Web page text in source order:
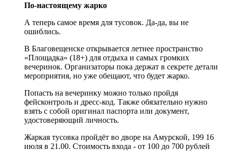
По-настоящему жарко
А теперь самое время для тусовок. Да-да, вы не
ошиблись.
В Благовещенске открывается летнее пространство
«Площадка» (18+) для отдыха и самых громких
вечеринок. Организаторы пока держат в секрете детали
мероприятия, но уже обещают, что будет жарко.
Попасть на вечеринку можно только пройдя
фейсконтроль и дресс-код. Также обязательно нужно
взять с собой оригинал паспорта или документ,
удостоверяющий личность.
Жаркая тусовка пройдёт во дворе на Амурской, 199 16
июля в 21.00. Стоимость входа - от 100 до 700 рублей